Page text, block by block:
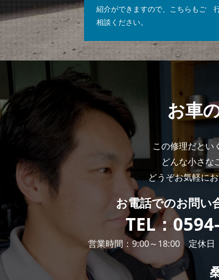
紹介ができますので、こちらもご
相談ください。
お車
この修理だと
どんな小さな
どうぞお気軽に
お電話でのお問い
TEL：
営業時間：9:00～18:00 定休日